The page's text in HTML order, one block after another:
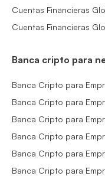
Cuentas Financieras
Cuentas Financieras
Banca cripto para
Banca Cripto para
Banca Cripto para
Banca Cripto para
Banca Cripto para
Banca Cripto para
Banca Cripto para